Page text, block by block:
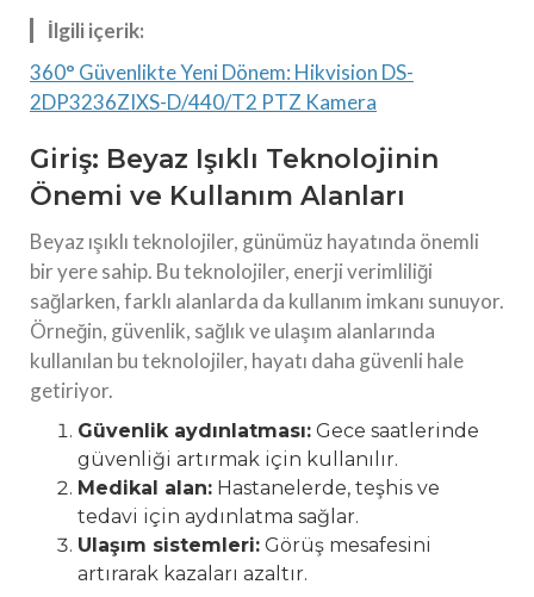
İlgili içerik:
360° Güvenlikte Yeni Dönem: Hikvision DS-
2DP3236ZIXS-D/440/T2 PTZ Kamera
Giriş: Beyaz Işıklı Teknolojinin
Önemi ve Kullanım Alanları
Beyaz ışıklı teknolojiler, günümüz hayatında önemli
bir yere sahip. Bu teknolojiler, enerji verimliliği
sağlarken, farklı alanlarda da kullanım imkanı sunuyor.
Örneğin, güvenlik, sağlık ve ulaşım alanlarında
kullanılan bu teknolojiler, hayatı daha güvenli hale
getiriyor.
Güvenlik aydınlatması: Gece saatlerinde
güvenliği artırmak için kullanılır.
Medikal alan: Hastanelerde, teşhis ve
tedavi için aydınlatma sağlar.
Ulaşım sistemleri: Görüş mesafesini
artırarak kazaları azaltır.